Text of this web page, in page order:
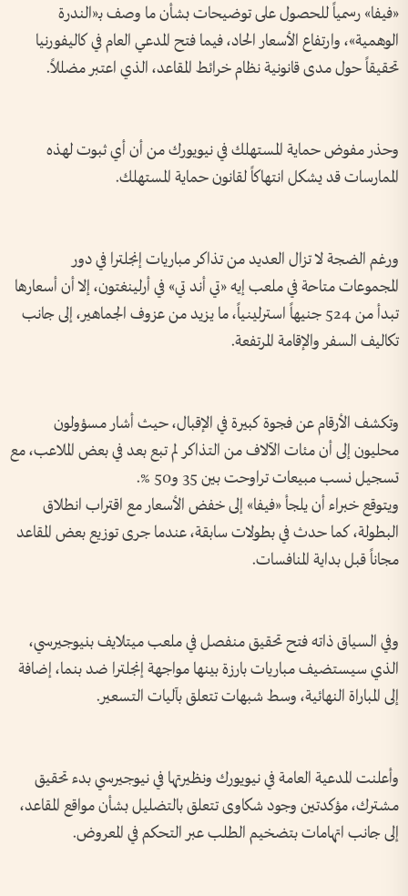
«فيفا» رسمياً للحصول على توضيحات بشأن ما وصف بـ«الندرة
الوهمية»، وارتفاع الأسعار الحاد، فيما فتح المدعي العام في كاليفورنيا
تحقيقاً حول مدى قانونية نظام خرائط المقاعد، الذي اعتبر مضللاً.
وحذر مفوض حماية المستهلك في نيويورك من أن أي ثبوت لهذه
الممارسات قد يشكل انتهاكاً لقانون حماية المستهلك.
ورغم الضجة لا تزال العديد من تذاكر مباريات إنجلترا في دور
المجموعات متاحة في ملعب إيه «تي أند تي» في أرلينغتون، إلا أن أسعارها
تبدأ من 524 جنيهاً استرلينياً، ما يزيد من عزوف الجماهير، إلى جانب
تكاليف السفر والإقامة المرتفعة.
وتكشف الأرقام عن فجوة كبيرة في الإقبال، حيث أشار مسؤولون
محليون إلى أن مئات الآلاف من التذاكر لم تبع بعد في بعض الملاعب، مع
تسجيل نسب مبيعات تراوحت بين 35 و50 %.
ويتوقع خبراء أن يلجأ «فيفا» إلى خفض الأسعار مع اقتراب انطلاق
البطولة، كما حدث في بطولات سابقة، عندما جرى توزيع بعض المقاعد
مجاناً قبل بداية المنافسات.
وفي السياق ذاته فتح تحقيق منفصل في ملعب ميتلايف بنيوجيرسي،
الذي سيستضيف مباريات بارزة بينها مواجهة إنجلترا ضد بنما، إضافة
إلى المباراة النهائية، وسط شبهات تتعلق بآليات التسعير.
وأعلنت المدعية العامة في نيويورك ونظيرتها في نيوجيرسي بدء تحقيق
مشترك، مؤكدتين وجود شكاوى تتعلق بالتضليل بشأن مواقع المقاعد،
إلى جانب اتهامات بتضخيم الطلب عبر التحكم في المعروض.